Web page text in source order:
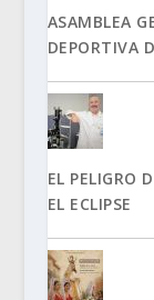
ASAMBLEA
DEPORTIVA
EL PELIGRO
EL ECLIPSE